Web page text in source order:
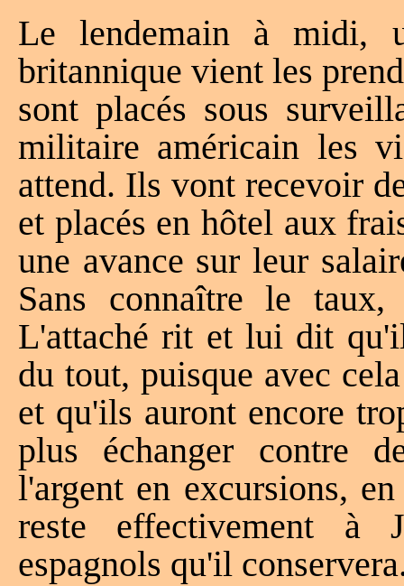
Le lendemain à midi,
britannique vient les
sont placés sous
militaire américain les
attend. Ils vont recevoir
et placés en hôtel aux
une avance sur leur
Sans connaître le taux,
L'attaché rit et lui dit
du tout, puisque avec
et qu'ils auront encore
plus échanger contre
l'argent en excursions,
reste effectivement à
espagnols qu'il